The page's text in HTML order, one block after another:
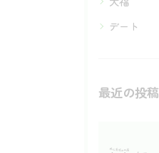
デート
最近の投稿